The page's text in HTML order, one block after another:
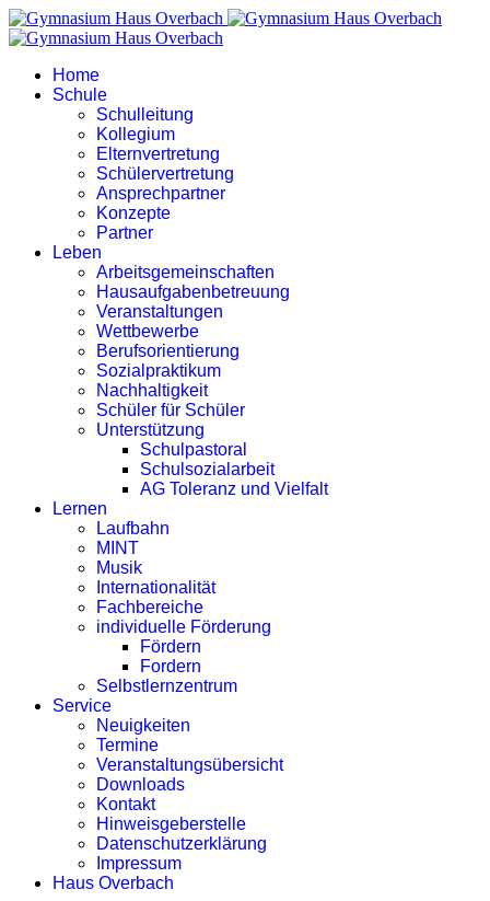
Home
Schule
Schulleitung
Kollegium
Elternvertretung
Schülervertretung
Ansprechpartner
Konzepte
Partner
Leben
Arbeitsgemeinschaften
Hausaufgabenbetreuung
Veranstaltungen
Wettbewerbe
Berufsorientierung
Sozialpraktikum
Nachhaltigkeit
Schüler für Schüler
Unterstützung
Schulpastoral
Schulsozialarbeit
AG Toleranz und Vielfalt
Lernen
Laufbahn
MINT
Musik
Internationalität
Fachbereiche
individuelle Förderung
Fördern
Fordern
Selbstlernzentrum
Service
Neuigkeiten
Termine
Veranstaltungsübersicht
Downloads
Kontakt
Hinweisgeberstelle
Datenschutzerklärung
Impressum
Haus Overbach